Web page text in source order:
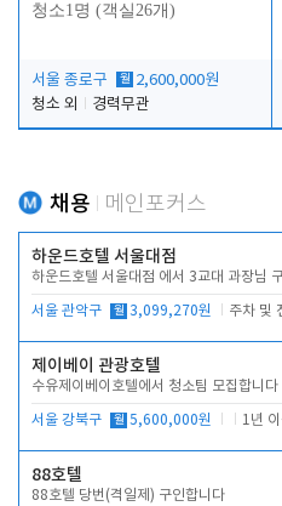
청소1명 (객실26개)
서울 종로구 월 2,600,000원
청소 외
경력무관
채용 메인포커스
하운드호텔 서울대점
하운드호텔 서울대점 에서 3교대 과장님
서울 관악구 월 3,099,270원
제이베이 관광호텔
수유제이베이호텔에서 청소팀 모집합니다
서울 강북구 월 5,600,000원 1년
88호텔
88호텔 당번(격일제) 구인합니다